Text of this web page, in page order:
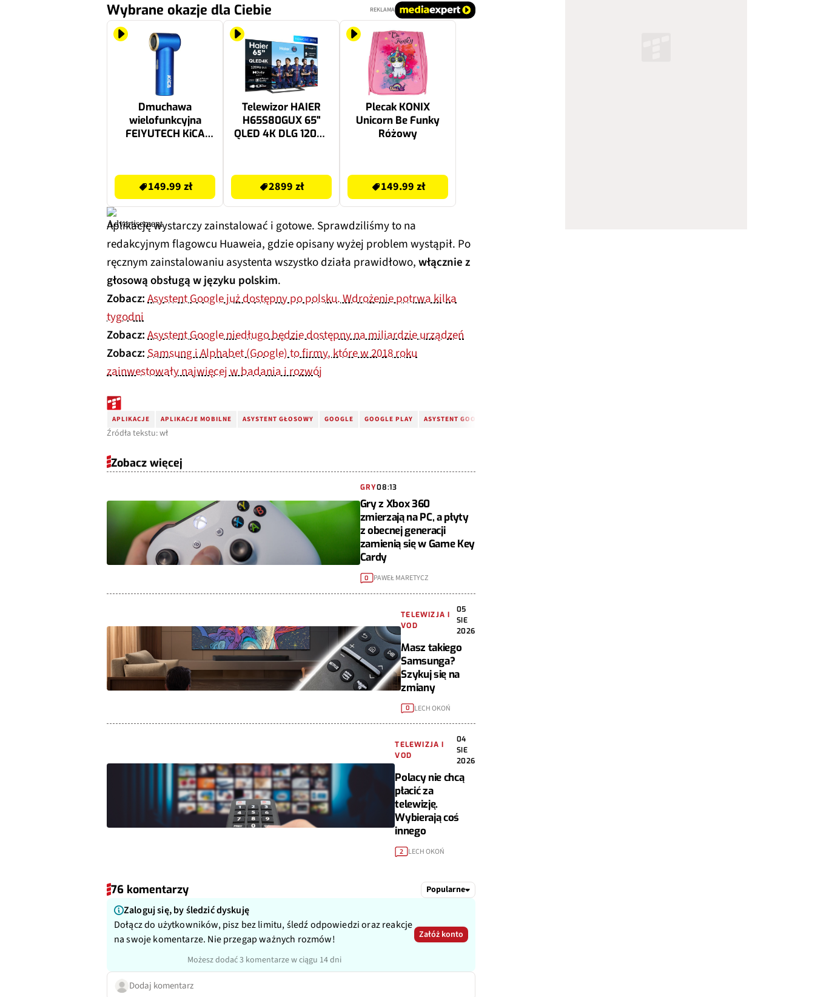
Wybrane okazje dla Ciebie REKLAMA
Dmuchawa
wielofunkcyjna
FEIYUTECH KiCA
149.99 zł
Telewizor HAIER
H65S80GUX 65"
QLED 4K DLG 120Hz
2899 zł
Plecak KONIX
Unicorn Be Funky
Różowy
149.99 zł
Aplikację wystarczy zainstalować i gotowe. Sprawdziliśmy to na
redakcyjnym flagowcu Huaweia, gdzie opisany wyżej problem wystąpił. Po
ręcznym zainstalowaniu asystenta wszystko działa prawidłowo,włącznie z
głosową obsługą w języku polskim.
Zobacz:Asystent Google już dostępny po polsku. Wdrożenie potrwa kilka
tygodni
Zobacz:Asystent Google niedługo będzie dostępny na miliardzie urządzeń
Zobacz:Samsung i Alphabet (Google) to firmy, które w 2018 roku
zainwestowały najwięcej w badania i rozwój
APLIKACJE APLIKACJE MOBILNE ASYSTENT GŁOSOWY GOOGLE GOOGLE PLAY ASYSTENT GOOGLE
Źródła tekstu: wł
Zobacz więcej
GRY08:13
Gry z Xbox 360
zmierzają na PC, a płyty
z obecnej generacji
zamienią się w Game Key
Cardy
0 PAWEŁ MARETYCZ
TELEWIZJA I
VOD
05
SIE
2026
Masz takiego
Samsunga?
Szykuj się na
zmiany
0 LECH OKOŃ
TELEWIZJA I
VOD
04
SIE
2026
Polacy nie chcą
płacić za
telewizję.
Wybierają coś
innego
2 LECH OKOŃ
76 komentarzy Popularne
Zaloguj się, by śledzić dyskuję
Dołącz do użytkowników, pisz bez limitu, śledź odpowiedzi oraz reakcje
na swoje komentarze. Nie przegap ważnych rozmów!
Możesz dodać 3 komentarze w ciągu 14 dni
Załóż konto
Dodaj komentarz